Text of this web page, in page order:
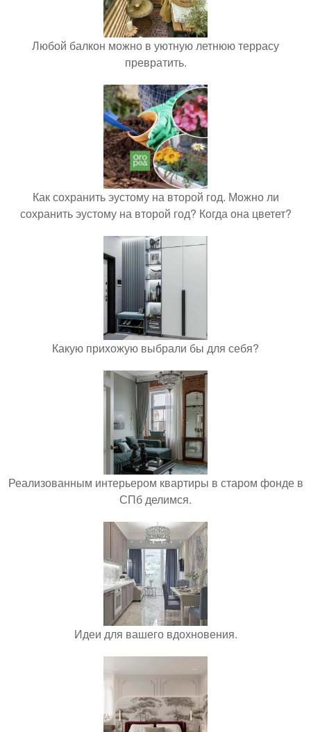
Любой балкон можно в уютную летнюю террасу
превратить.
Как сохранить эустому на второй год. Можно ли
сохранить эустому на второй год? Когда она цветет?
Какую прихожую выбрали бы для себя?
Реализованным интерьером квартиры в старом фонде в
СПб делимся.
Идеи для вашего вдохновения.